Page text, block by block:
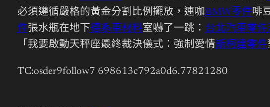
必須遵循嚴格的黃金分割比例擺放，連咖BMW零件啡
件張水瓶在地下德系車材料室嚇了一跳： 台北汽車零件
「我要啟動天秤座最終裁決儀式：強制愛情斯柯達零件
TC:osder9follow7 698613c792a0d6.77821280